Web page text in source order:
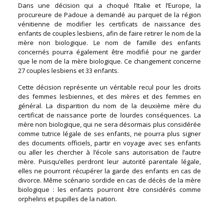
Dans une décision qui a choqué l’Italie et l’Europe, la
procureure de Padoue a demandé au parquet de la région
vénitienne de modifier les certificats de naissance des
enfants de couples lesbiens, afin de faire retirer le nom de la
mère non biologique. Le nom de famille des enfants
concernés pourra également être modifié pour ne garder
que le nom de la mère biologique. Ce changement concerne
27 couples lesbiens et 33 enfants.
Cette décision représente un véritable recul pour les droits
des femmes lesbiennes, et des mères et des femmes en
général. La disparition du nom de la deuxième mère du
certificat de naissance porte de lourdes conséquences. La
mère non biologique, qui ne sera désormais plus considérée
comme tutrice légale de ses enfants, ne pourra plus signer
des documents officiels, partir en voyage avec ses enfants
ou aller les chercher à l’école sans autorisation de l’autre
mère. Puisqu’elles perdront leur autorité parentale légale,
elles ne pourront récupérer la garde des enfants en cas de
divorce. Même scénario sordide en cas de décès de la mère
biologique : les enfants pourront être considérés comme
orphelins et pupilles de la nation.